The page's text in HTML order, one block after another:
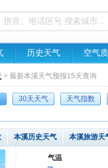
历史天气 空气
> 最新本溪天气预报15天查询
30天天气 天气指数
本溪历史天气 本溪旅游天
气温